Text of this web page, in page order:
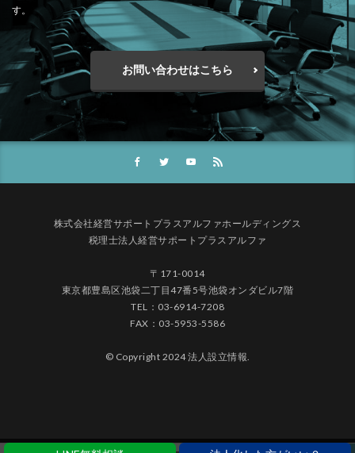
す。
お問い合わせはこちら
株式会社経営サポートプラスアルファホールディングス
税理士法人経営サポートプラスアルファ
〒171-0014
東京都豊島区池袋二丁目47番5号池袋オンダビル7階
TEL：03-6914-7208
FAX：03-5953-5586
© Copyright 2024 法人設立情報.